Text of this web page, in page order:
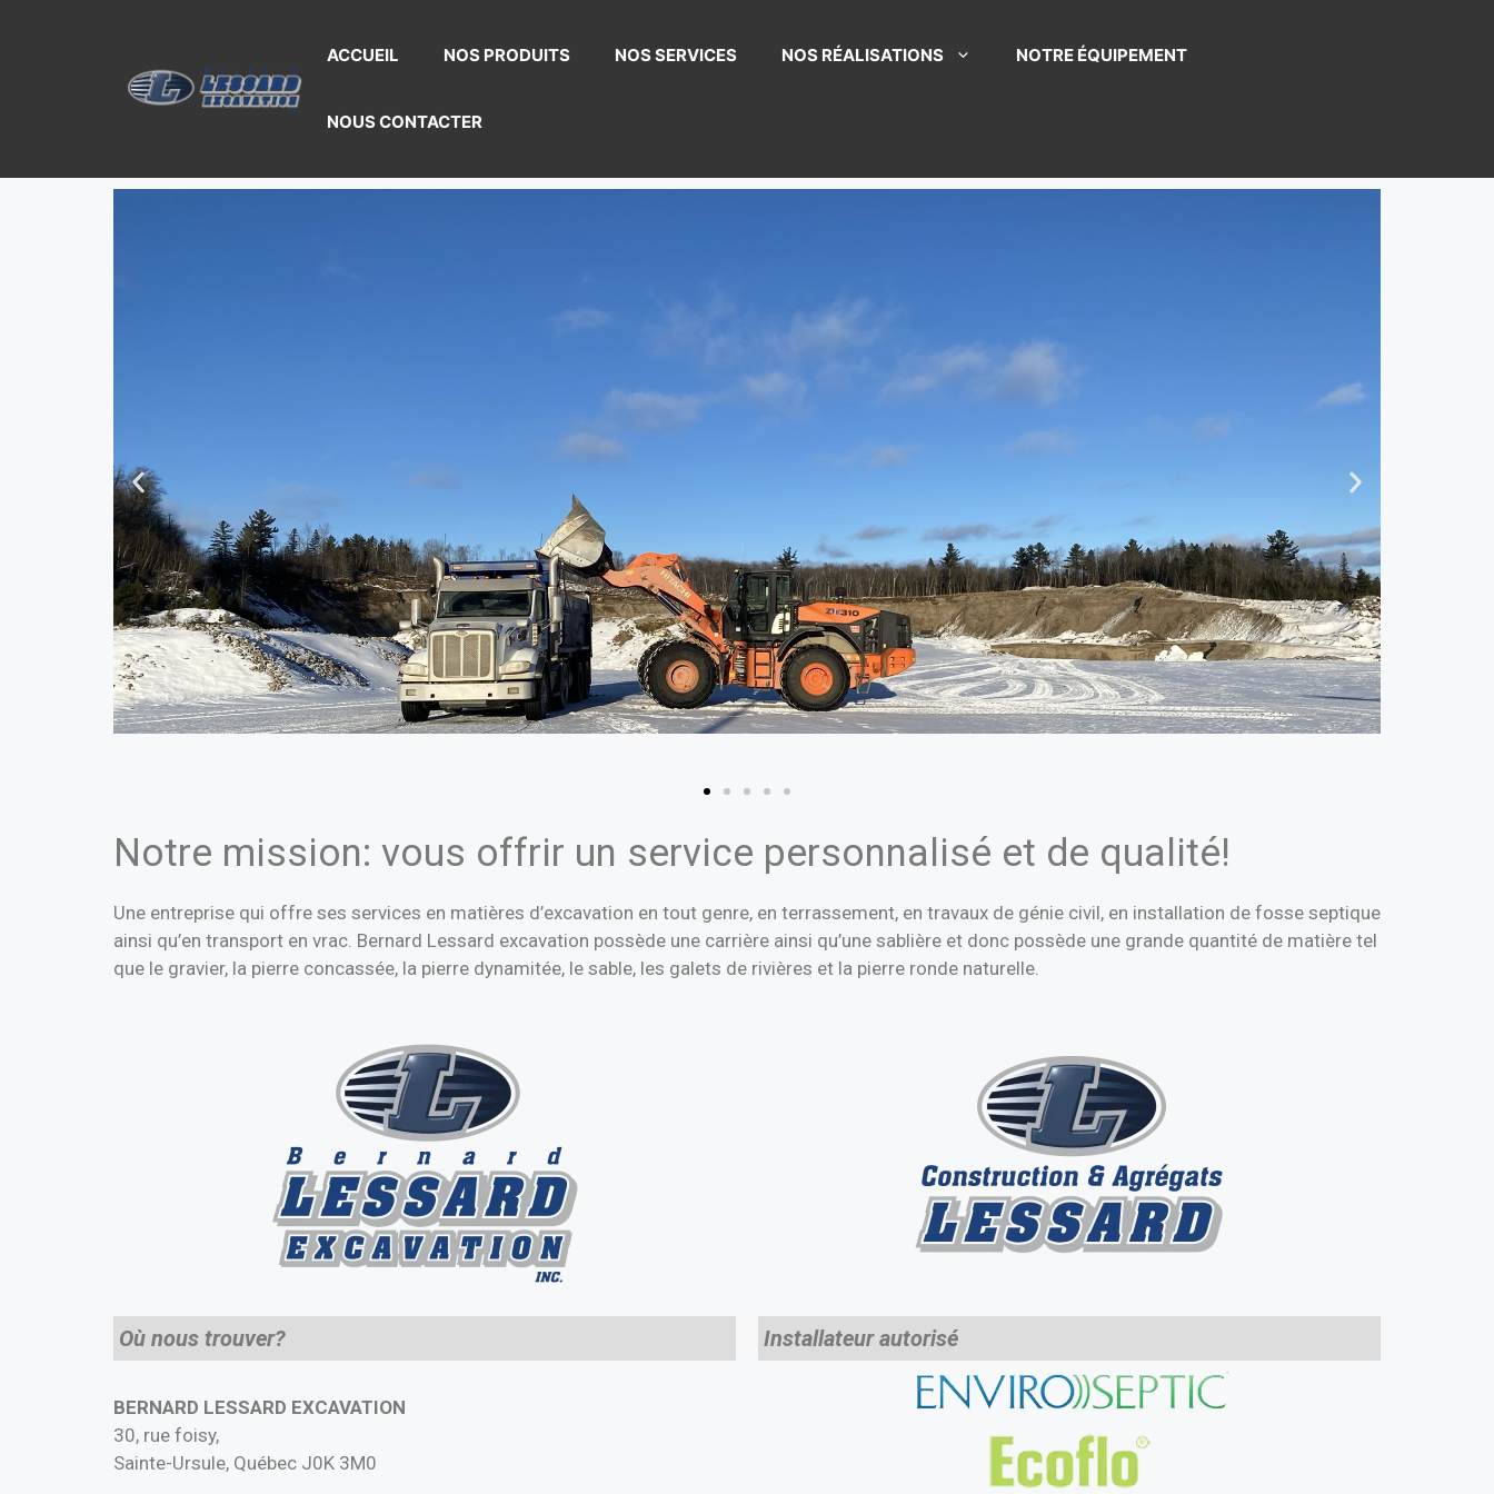
ACCUEIL NOS PRODUITS NOS SERVICES NOS RÉALISATIONS NOTRE ÉQUIPEMENT
NOUS CONTACTER
Notre mission: vous offrir un service personnalisé et de qualité!
Une entreprise qui offre ses services en matières d’excavation en tout genre, en terrassement, en travaux de génie civil, en installation de fosse septique
ainsi qu’en transport en vrac. Bernard Lessard excavation possède une carrière ainsi qu’une sablière et donc possède une grande quantité de matière tel
que le gravier, la pierre concassée, la pierre dynamitée, le sable, les galets de rivières et la pierre ronde naturelle.
Où nous trouver?
BERNARD LESSARD EXCAVATION
30, rue foisy,
Sainte-Ursule, Québec J0K 3M0
Installateur autorisé